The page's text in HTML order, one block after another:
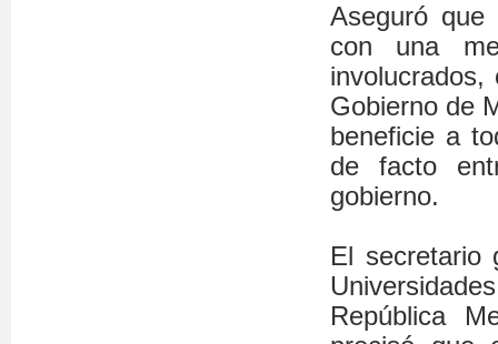
Aseguró que
con una
involucrados,
Gobierno de
beneficie a
de facto
gobierno.
El secretario
República